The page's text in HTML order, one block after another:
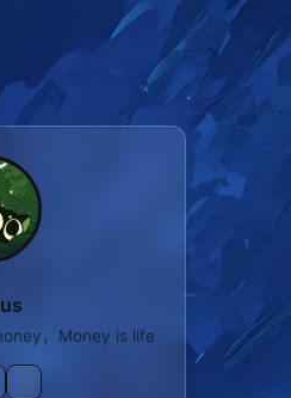
，Money is life